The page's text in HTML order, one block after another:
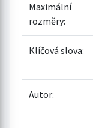
Maximální
rozměry:
Klíčová slova:
Autor: